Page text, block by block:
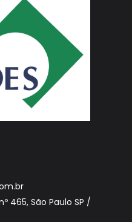
465, São Paulo SP /